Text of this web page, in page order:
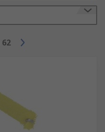
62